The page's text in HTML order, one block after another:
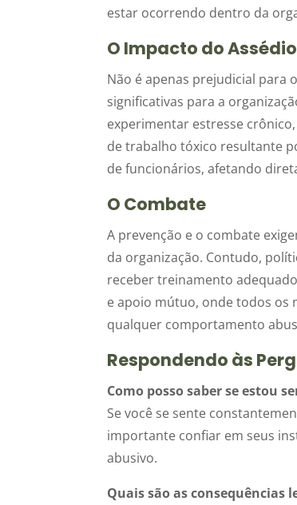
estar ocorrendo dentro da
O Impacto do
Não é apenas prejudicial para
significativas para a
experimentar estresse
de trabalho tóxico resultante
de funcionários, afetando
O Combate
A prevenção e o combate
da organização. Contudo,
receber treinamento
e apoio mútuo, onde todos os
qualquer comportamento
Respondendo às
Como posso saber se estou
Se você se sente
importante confiar em seus
abusivo.
Quais são as consequências